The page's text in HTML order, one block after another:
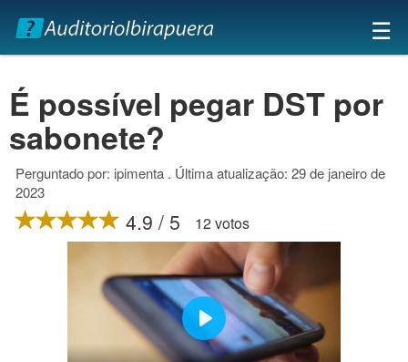
×
☰
É possível pegar DST por
sabonete?
Perguntado por: ipimenta . Última atualização: 29 de janeiro de
2023
4.9 / 5 12 votos
Play